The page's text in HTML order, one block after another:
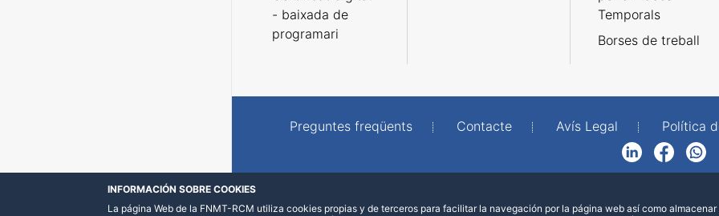
- baixada de
programari
Temporals
Borses de treball
Preguntes freqüents Contacte Avís Legal Política
FacebookWhatsApp
INFORMACIÓN SOBRE COOKIES
La página Web de la FNMT-RCM utiliza cookies propias y de terceros para facilitar la navegación por la página web así como